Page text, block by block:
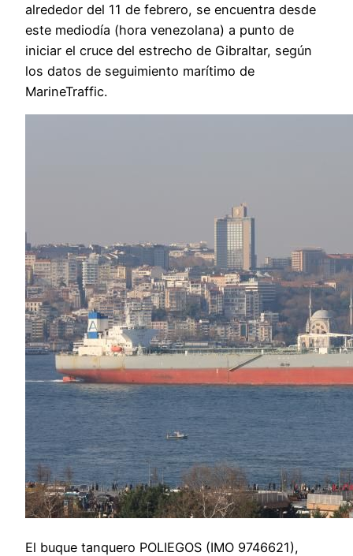
alrededor del 11 de febrero, se encuentra desde
este mediodía (hora venezolana) a punto de
iniciar el cruce del estrecho de Gibraltar, según
los datos de seguimiento marítimo de
MarineTraffic.
El buque tanquero POLIEGOS (IMO 9746621),